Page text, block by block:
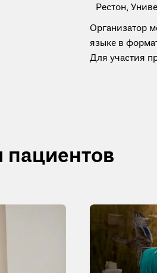
Рестон,
Организатор
языке в
Для участия